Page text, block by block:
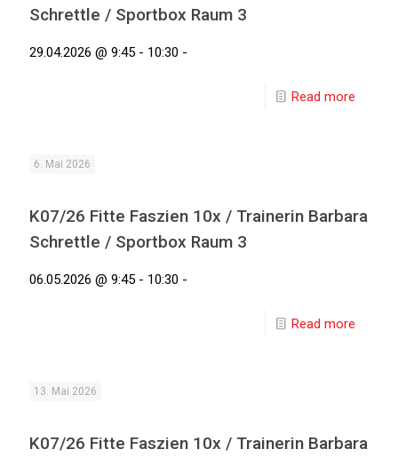
Schrettle / Sportbox Raum 3
29.04.2026 @ 9:45 - 10:30 -
Read more
6. Mai 2026
K07/26 Fitte Faszien 10x / Trainerin Barbara
Schrettle / Sportbox Raum 3
06.05.2026 @ 9:45 - 10:30 -
Read more
13. Mai 2026
K07/26 Fitte Faszien 10x / Trainerin Barbara